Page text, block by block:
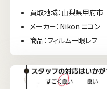
買取地域：山梨県甲府市
メーカー：Nikon ニコン
商品：フィルム一眼レフ